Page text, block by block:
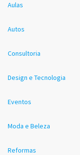
Aulas
Autos
Consultoria
Design e Tecnologia
Eventos
Moda e Beleza
Reformas